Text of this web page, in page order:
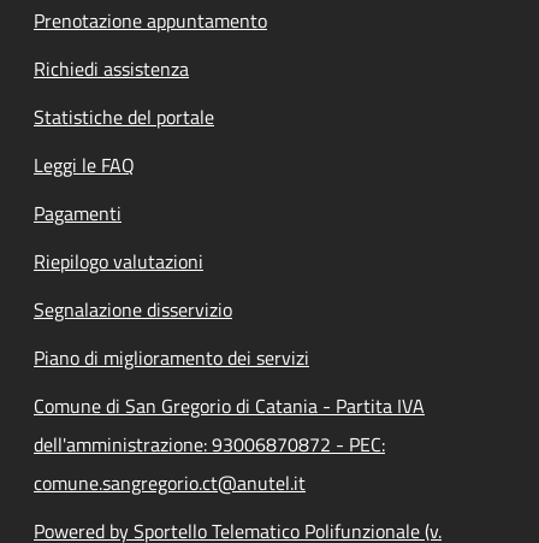
Prenotazione appuntamento
Richiedi assistenza
Statistiche del portale
Leggi le FAQ
Pagamenti
Riepilogo valutazioni
Segnalazione disservizio
Piano di miglioramento dei servizi
Comune di San Gregorio di Catania - Partita IVA
dell'amministrazione: 93006870872 - PEC:
comune.sangregorio.ct@anutel.it
Powered by Sportello Telematico Polifunzionale (v.